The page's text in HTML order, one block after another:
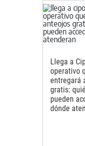
Llega a
operativo
entregará
gratis:
pueden
dónde